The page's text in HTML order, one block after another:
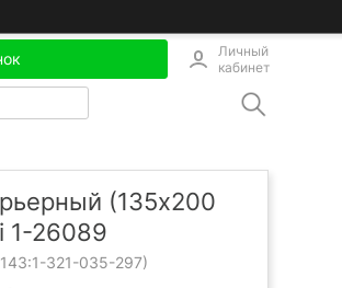
Личный
кабинет
(135x200
1-26089
1-321-035-297)